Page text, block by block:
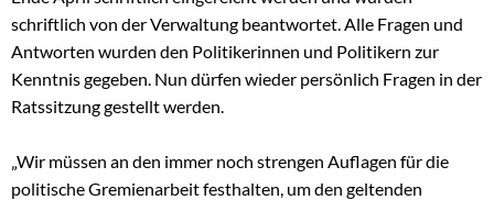
schriftlich von der Verwaltung beantwortet. Alle Fragen und
Antworten wurden den Politikerinnen und Politikern zur
Kenntnis gegeben. Nun dürfen wieder persönlich Fragen in der
Ratssitzung gestellt werden.
„Wir müssen an den immer noch strengen Auflagen für die
politische Gremienarbeit festhalten, um den geltenden